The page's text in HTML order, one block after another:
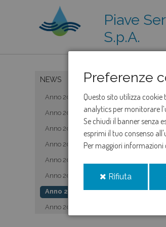
Preferenze
Questo sito utilizza
analytics per monitorare
Se chiudi il banner senza
esprimi il tuo consenso
Per maggiori informazioni
Rifiuta
Piave
S.p.A.
NEWS
Anno 2019
Anno 2020
Anno 2021
Anno 2022
Anno 2023
Anno 2024
Anno 2025
Anno 2026